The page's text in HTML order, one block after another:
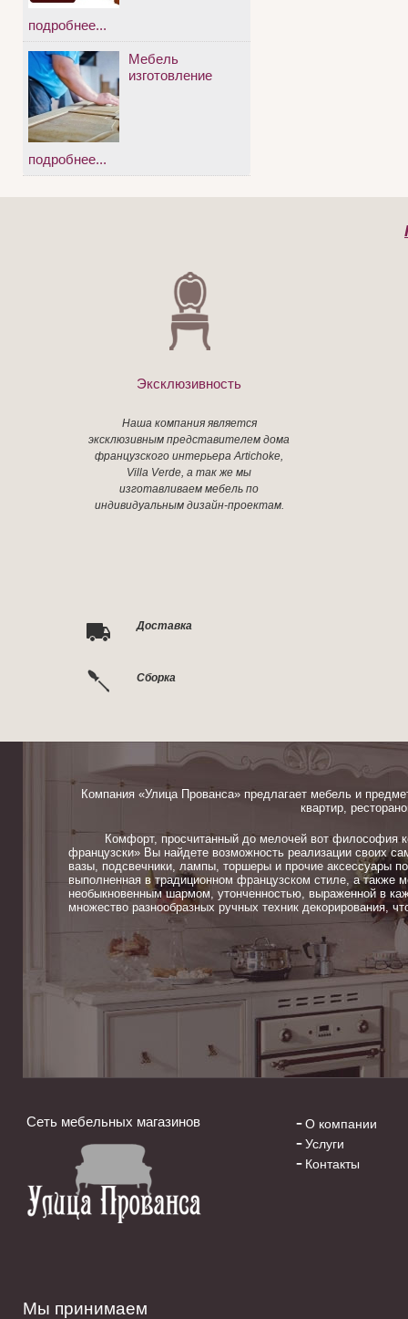
подробнее...
Мебель
изготовление
подробнее...
Эксклюзивность
Наша компания является
эксклюзивным представителем дома
французского интерьера Artichoke,
Villa Verde, а так же мы
изготавливаем мебель по
индивидуальным дизайн-проектам.
Доставка
Сборка
Компания «Улица Прованса» предлагает мебель и
квартир,
Комфорт, просчитанный до мелочей вот философия
французски» Вы найдете возможность реализации своих
вазы, подсвечники, лампы, торшеры и прочие аксессуары
выполненная в традиционном французском стиле, а также
необыкновенным шармом, утонченностью, выраженной в
множество разнообразных ручных техник декорирования,
Сеть мебельных магазинов
О компании
Услуги
Контакты
Мы принимаем